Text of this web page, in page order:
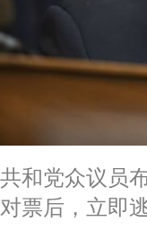
共和党众议员
对票后，立即